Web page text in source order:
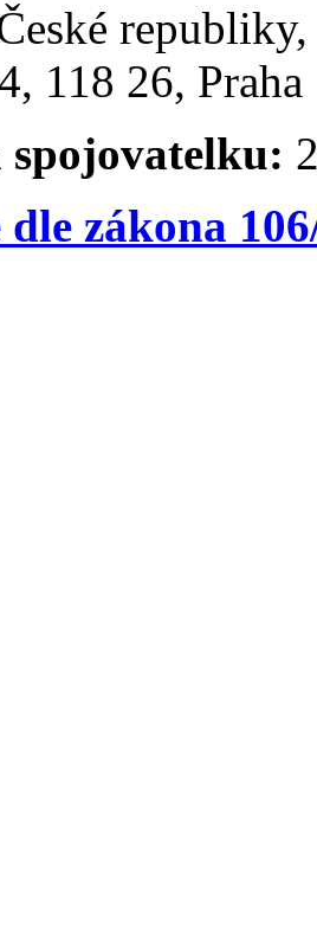
118 26,
spojovatelku:
zákona